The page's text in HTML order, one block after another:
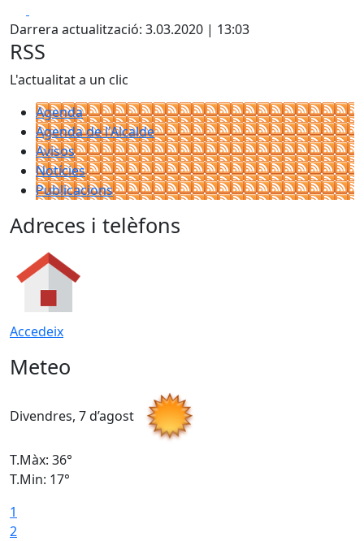
+
−
Darrera actualització: 3.03.2020 | 13:03
RSS
L'actualitat a un clic
Agenda
Agenda de l'Alcalde
Avisos
Notícies
Publicacions
Adreces i telèfons
Accedeix
Meteo
Divendres, 7 d’agost
T.Màx: 36°
T.Min: 17°
1
2